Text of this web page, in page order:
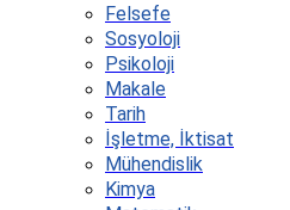
Felsefe
Sosyoloji
Psikoloji
Makale
Tarih
İşletme, İktisat
Mühendislik
Kimya